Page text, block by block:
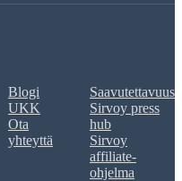
Blogi
UKK
Ota
yhteyttä
Saavutettavuus
Sirvoy press
hub
Sirvoy
affiliate-
ohjelma